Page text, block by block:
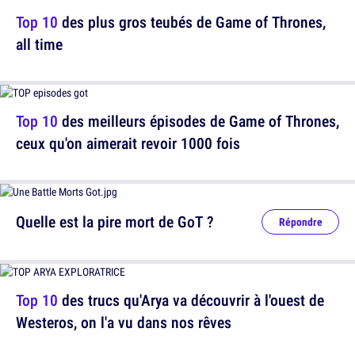
Top 10 des meilleurs épisodes de Game of Thrones,
ceux qu'on aimerait revoir 1000 fois
Top 10 des plus gros teubés de Game of Thrones,
all time
Quelle est la pire mort de GoT ? Répondre
Top 10 des trucs qu'Arya va découvrir à l'ouest de
Westeros, on l'a vu dans nos rêves